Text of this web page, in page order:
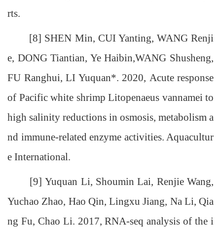
rts.
[8] SHEN Min, CUI Yanting, WANG Renji
e, DONG Tiantian, Ye Haibin,WANG Shusheng,
FU Ranghui, LI Yuquan*. 2020, Acute response
of Pacific white shrimp Litopenaeus vannamei to
high salinity reductions in osmosis, metabolism a
nd immune-related enzyme activities. Aquacultur
e International.
[9] Yuquan Li, Shoumin Lai, Renjie Wang,
Yuchao Zhao, Hao Qin, Lingxu Jiang, Na Li, Qia
ng Fu, Chao Li. 2017, RNA-seq analysis of the i